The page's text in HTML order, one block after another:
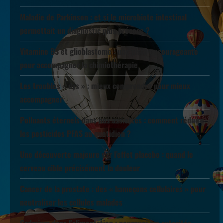
Maladie de Parkinson : et si le microbiote intestinal
permettait un diagnostic plus précoce ?
Vitamine B3 et glioblastome : une piste encourageante
pour accompagner la chimiothérapie
Les troubles « dys » : mieux comprendre pour mieux
accompagner
Polluants éternels dans nos assiettes : comment réduire
les pesticides PFAS au quotidien ?
Une découverte majeure sur l’effet placebo : quand le
cerveau cible précisément la douleur
Cancer de la prostate : des « hameçons cellulaires » pour
neutraliser les cellules malades